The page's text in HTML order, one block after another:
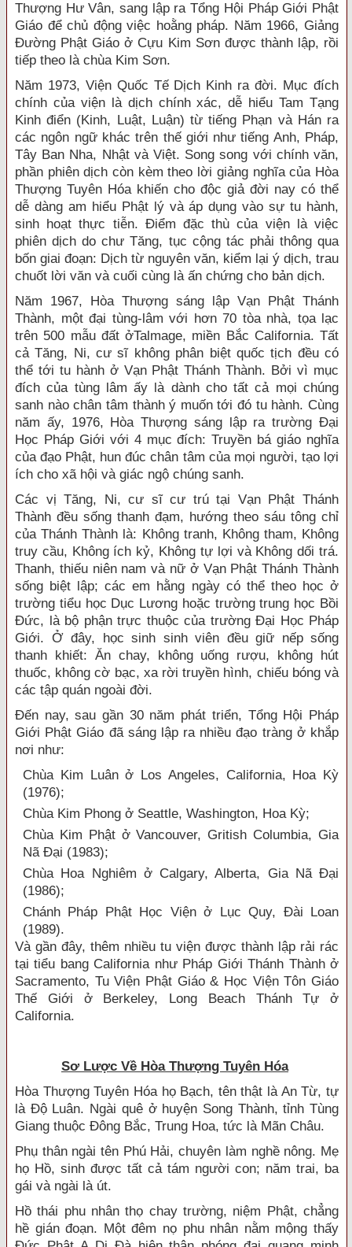
Thượng Hư Vân, sang lập ra Tổng Hội Pháp Giới Phật
Giáo để chủ động việc hoằng pháp. Năm 1966, Giảng
Ðường Phật Giáo ở Cựu Kim Sơn được thành lập, rồi
tiếp theo là chùa Kim Sơn.
Năm 1973, Viện Quốc Tế Dịch Kinh ra đời. Mục đích
chính của viện là dịch chính xác, dễ hiểu Tam Tạng
Kinh điển (Kinh, Luật, Luận) từ tiếng Phạn và Hán ra
các ngôn ngữ khác trên thế giới như tiếng Anh, Pháp,
Tây Ban Nha, Nhật và Việt. Song song với chính văn,
phần phiên dịch còn kèm theo lời giảng nghĩa của Hòa
Thượng Tuyên Hóa khiến cho độc giả đời nay có thể
dễ dàng am hiểu Phật lý và áp dụng vào sự tu hành,
sinh hoạt thực tiễn. Ðiểm đặc thù của viện là việc
phiên dịch do chư Tăng, tục cộng tác phải thông qua
bốn giai đoạn: Dịch từ nguyên văn, kiểm lại ý dịch, trau
chuốt lời văn và cuối cùng là ấn chứng cho bản dịch.
Năm 1967, Hòa Thượng sáng lập Vạn Phật Thánh
Thành, một đại tùng-lâm với hơn 70 tòa nhà, tọa lạc
trên 500 mẫu đất ởTalmage, miền Bắc California. Tất
cả Tăng, Ni, cư sĩ không phân biệt quốc tịch đều có
thể tới tu hành ở Vạn Phật Thánh Thành. Bởi vì mục
đích của tùng lâm ấy là dành cho tất cả mọi chúng
sanh nào chân tâm thành ý muốn tới đó tu hành. Cùng
năm ấy, 1976, Hòa Thượng sáng lập ra trường Ðại
Học Pháp Giới với 4 mục đích: Truyền bá giáo nghĩa
của đạo Phật, hun đúc chân tâm của mọi người, tạo lợi
ích cho xã hội và giác ngộ chúng sanh.
Các vị Tăng, Ni, cư sĩ cư trú tại Vạn Phật Thánh
Thành đều sống thanh đạm, hướng theo sáu tông chỉ
của Thánh Thành là: Không tranh, Không tham, Không
truy cầu, Không ích kỷ, Không tự lợi và Không dối trá.
Thanh, thiếu niên nam và nữ ở Vạn Phật Thánh Thành
sống biệt lập; các em hằng ngày có thể theo học ở
trường tiểu học Dục Lương hoặc trường trung học Bồi
Ðức, là bộ phận trực thuộc của trường Ðại Học Pháp
Giới. Ở đây, học sinh sinh viên đều giữ nếp sống
thanh khiết: Ăn chay, không uống rượu, không hút
thuốc, không cờ bạc, xa rời truyền hình, chiếu bóng và
các tập quán ngoài đời.
Ðến nay, sau gần 30 năm phát triển, Tổng Hội Pháp
Giới Phật Giáo đã sáng lập ra nhiều đạo tràng ở khắp
nơi như:
Chùa Kim Luân ở Los Angeles, California, Hoa Kỳ
(1976);
Chùa Kim Phong ở Seattle, Washington, Hoa Kỳ;
Chùa Kim Phật ở Vancouver, Gritish Columbia, Gia
Nã Ðại (1983);
Chùa Hoa Nghiêm ở Calgary, Alberta, Gia Nã Ðại
(1986);
Chánh Pháp Phật Học Viện ở Lục Quy, Ðài Loan
(1989).
Và gần đây, thêm nhiều tu viện được thành lập rải rác
tại tiểu bang California như Pháp Giới Thánh Thành ở
Sacramento, Tu Viện Phật Giáo & Học Viện Tôn Giáo
Thế Giới ở Berkeley, Long Beach Thánh Tự ở
California.
Sơ Lược Về Hòa Thượng Tuyên Hóa
Hòa Thượng Tuyên Hóa họ Bạch, tên thật là An Từ, tự
là Ðộ Luân. Ngài quê ở huyện Song Thành, tỉnh Tùng
Giang thuộc Ðông Bắc, Trung Hoa, tức là Mãn Châu.
Phụ thân ngài tên Phú Hải, chuyên làm nghề nông. Mẹ
họ Hồ, sinh được tất cả tám người con; năm trai, ba
gái và ngài là út.
Hồ thái phu nhân thọ chay trường, niệm Phật, chẳng
hề gián đoạn. Một đêm nọ phu nhân nằm mộng thấy